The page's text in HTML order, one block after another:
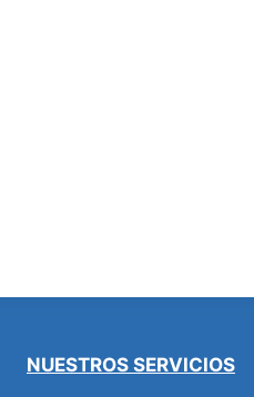
NUESTROS SERVICIOS